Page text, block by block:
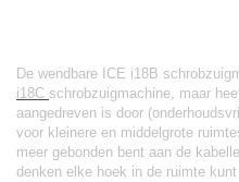
De wendbare ICE i18B
i18C schrobzuigmachine, maar
aangedreven is door
voor kleinere en middelgrote
meer gebonden bent aan de
denken elke hoek in de ruimte